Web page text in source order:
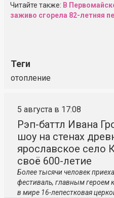
Читайте также: В
заживо сгорела 82-летняя
Теги
отопление
5 августа в 17:08
Рэп-баттл Ивана
шоу на стенах
ярославское село
своё 600-летие
Более тысячи человек
фестиваль, главным героем
в мире 16-лепестковая